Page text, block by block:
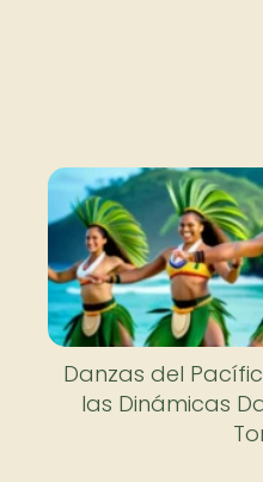
Danzas del
las Dinámicas